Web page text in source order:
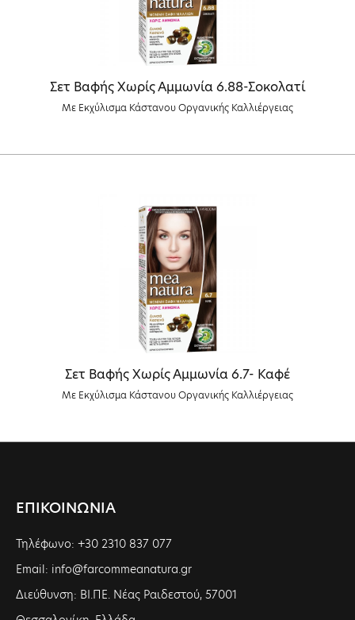
Σετ Βαφής Χωρίς Αμμωνία 6.88-Σοκολατί
Με Εκχύλισμα Κάστανου Οργανικής Καλλιέργειας
Σετ Βαφής Χωρίς Αμμωνία 6.7- Καφέ
Με Εκχύλισμα Κάστανου Οργανικής Καλλιέργειας
ΕΠΙΚΟΙΝΩΝΙΑ
Τηλέφωνο: +30 2310 837 077
Email: info@farcommeanatura.gr
Διεύθυνση: ΒΙ.ΠΕ. Νέας Ραιδεστού, 57001